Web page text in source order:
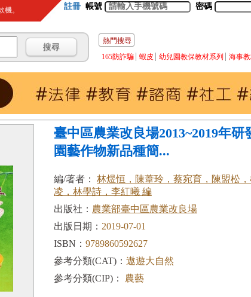
。 註冊 帳號 密碼
熱門搜尋
165防詐騙
蝦皮 幼兒園教保教材系列 海事
臺中區農業改良場2013~2019年研
園藝作物新品種簡...
編/著者： 林煜恒，陳葦玲，蔡宛育，陳盟松
凌，林學詩，李紅曦 編
出版社： 農業部臺中區農業改良場
出版日期： 2019-07-01
ISBN： 9789860592627
參考分類(CAT)： 遨遊大自然
參考分類(CIP)：
農藝